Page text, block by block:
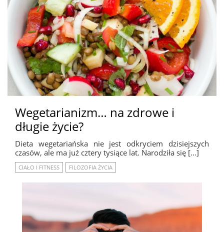
Wegetarianizm… na zdrowe i
długie życie?
Dieta wegetariańska nie jest odkryciem dzisiejszych
czasów, ale ma już cztery tysiące lat. Narodziła się […]
CIAŁO I FITNESS FILOZOFIA ŻYCIA